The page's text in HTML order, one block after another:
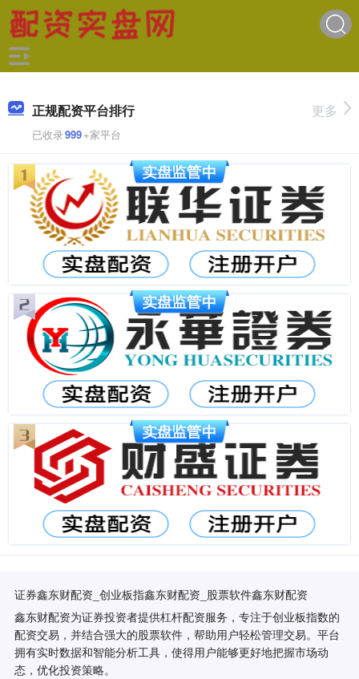
正规配资平台排行
已收录999+家平台
更多
证券鑫东财配资_创业板指鑫东财配资_股票软件鑫东财配资
鑫东财配资为证券投资者提供杠杆配资服务，专注于创业板指数的
配资交易，并结合强大的股票软件，帮助用户轻松管理交易。平台
拥有实时数据和智能分析工具，使得用户能够更好地把握市场动
态，优化投资策略。